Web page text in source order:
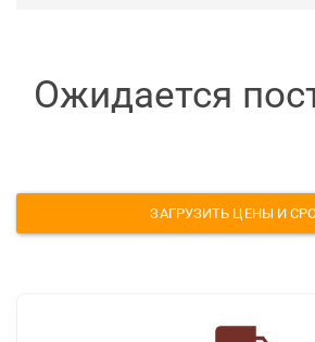
Ожидается
ЗАГРУЗИТЬ ЦЕНЫ И